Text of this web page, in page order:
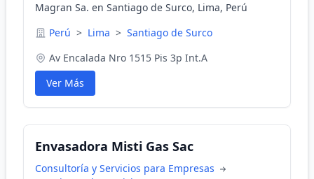
Magran Sa. en Santiago de Surco, Lima, Perú
Perú > Lima > Santiago de Surco
Av Encalada Nro 1515 Pis 3p Int.A
Ver Más
Envasadora Misti Gas Sac
Consultoría y Servicios para Empresas